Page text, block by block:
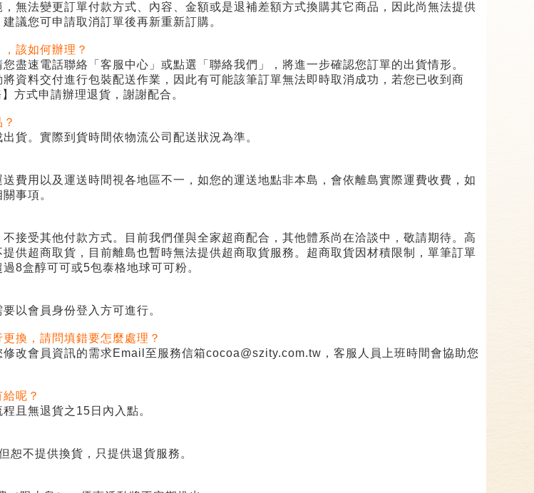
無法變更訂單付款方式、內容、金額或是退補差額方式換購其它商品，因此尚無法提供
議您可申請取消訂單後再新重新訂購。
該如何辦理？
盡速電話聯絡「客服中心」或點選「聯絡我們」，將進一步確認您訂單的出貨情形。
資料交付進行包裝配送作業，因此有可能該筆訂單無法即時取消成功，若您已收到商
方式申請辦理退貨，謝謝配合。
貨。實際到貨時間依物流公司配送狀況為準。
費用以及運送時間視各地區不一，如您的運送地點非本島，會依離島實際運費收費，如
事項。
接受其他付款方式。目前我們僅與全家超商配合，其他體系尚在洽談中，敬請期待。高
供超商取貨，目前離島也暫時無法提供超商取貨服務。超商取貨因材積限制，單筆訂單
8盒醇可可或5包泰格地球可可粉。
以會員身份登入方可進行。
換，請問填錯要怎麼處理？
改會員資訊的需求Email 至服務信箱cocoa@szity.com.tw ，客服人員上班時間會協助您
呢？
且無退貨之 15 日內入點。
恕不提供換貨，只提供退貨服務。